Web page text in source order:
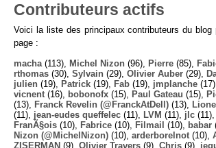
Contributeurs actifs
Voici la liste des principaux contributeurs du
page :
macha (113), Michel Nizon (96), Pierre (85),
rthomas (30), Sylvain (29), Olivier Auber (29),
julien (19), Patrick (19), Fab (19), jmplanche (17),
vicnent (16), bobonofx (15), Paul Gateau (15),
(13),
Franck Revelin (@FranckAtDell) (13), Lionel
(11), jean-eudes queffelec (11), LVM (11), jlc (11),
FranÃ§ois (10), Fabrice (10), Filmail (10), babar
Nizon (@MichelNizon) (10), arderborelnot (10),
ZISERMAN (9), Olivier Travers (9), Chris (9),